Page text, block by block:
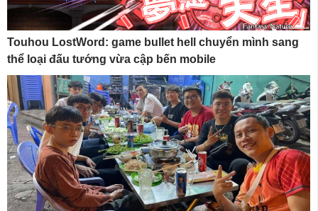
Touhou LostWord: game bullet hell chuyển mình sang
thể loại đấu tướng vừa cập bến mobile